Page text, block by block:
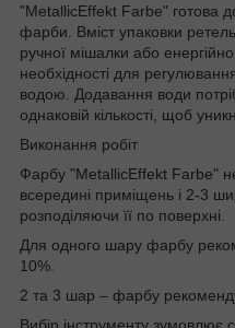
"MetallicEffekt Farbe" готова
фарби. Вміст упаковки
ручної мішалки або
необхідності для
водою. Додавання води
однаковій кількості, щоб
Виконання робіт
Фарбу "MetallicEffekt Farbe"
всередині приміщень і 2-3
розподіляючи її по поверхні.
Для одного шару фарбу
10%.
2 та 3 шар – фарбу
Вибір інструменту зумовлює